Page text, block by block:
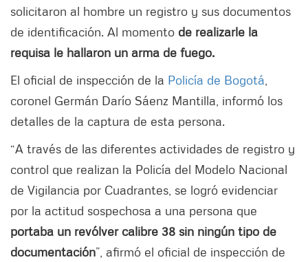
solicitaron al hombre un registro y sus documentos
de identificación. Al momento de realizarle la
requisa le hallaron un arma de fuego.
El oficial de inspección de la Policía de Bogotá
coronel Germán Darío Sáenz Mantilla, informó los
detalles de la captura de esta persona.
“A través de las diferentes actividades de registro y
control que realizan la Policía del Modelo Nacional
de Vigilancia por Cuadrantes, se logró evidenciar
por la actitud sospechosa a una persona que
portaba un revólver calibre 38 sin ningún tipo de
documentación”, afirmó el oficial de inspección de